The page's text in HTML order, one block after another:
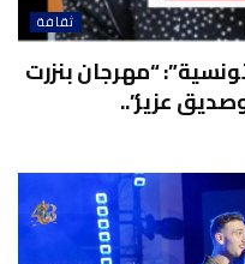
ثقافة
“مهرجان بنزرت
عزيز”..